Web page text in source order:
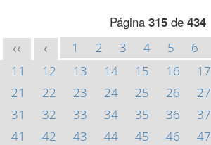
Página 315de 434
<< < 1 2 3 4 5 6
11
12 13 14 15 16 17
21
22 23 24 25 26 27
31
32 33 34 35 36 37
41
42 43 44 45 46 47